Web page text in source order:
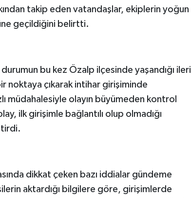
takip eden vatandaşlar, ekiplerin yoğun
geçildiğini belirtti.
bu kez Özalp ilçesinde yaşandığı ileri
noktaya çıkarak intihar girişiminde
müdahalesiyle olayın büyümeden kontrol
ilk girişimle bağlantılı olup olmadığı
dikkat çeken bazı iddialar gündeme
aktardığı bilgilere göre, girişimlerde